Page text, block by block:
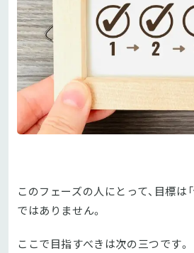
このフェーズの人にとって、目標は
ではありません。
ここで目指すべきは次の三つです。